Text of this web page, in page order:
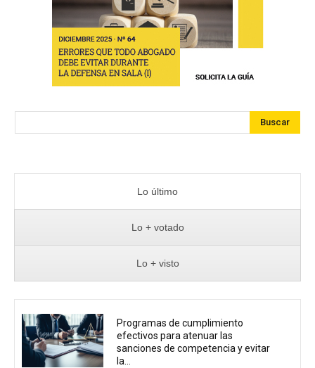
Buscar
Lo último
Lo + votado
Lo + visto
Programas de cumplimiento
efectivos para atenuar las
sanciones de competencia y evitar
la...